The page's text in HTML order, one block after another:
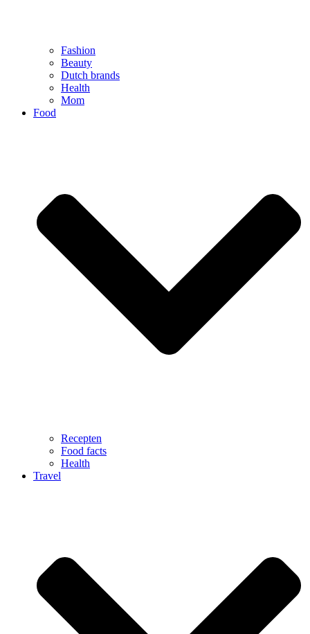
Fashion
Beauty
Dutch brands
Health
Mom
Food
Recepten
Food facts
Health
Travel